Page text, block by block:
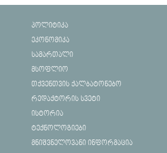
პოლიტიკა
ეკონომიკა
სამართალი
მსოფლიო
თქვენთვის ქალბატონებო
რედაქტორის სვეტი
ისტორია
ტექნოლოგიები
მნიშვნელოვანი ინფორმაცია